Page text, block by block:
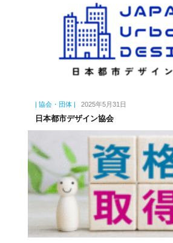
| 協会・団体 | 2025年5月31日
日本都市デザイン協会